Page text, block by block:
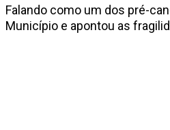
Falando como um dos pré-
Município e apontou as